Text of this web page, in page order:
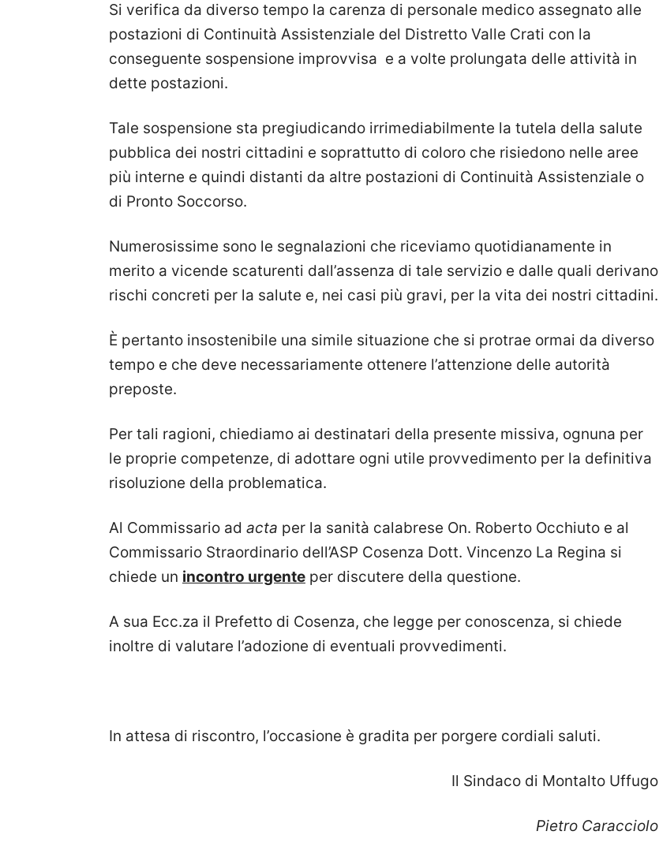
Si verifica da diverso tempo la carenza di personale medico assegnato alle
postazioni di Continuità Assistenziale del Distretto Valle Crati con la
conseguente sospensione improvvisa e a volte prolungata delle attività in
dette postazioni.
Tale sospensione sta pregiudicando irrimediabilmente la tutela della salute
pubblica dei nostri cittadini e soprattutto di coloro che risiedono nelle aree
più interne e quindi distanti da altre postazioni di Continuità Assistenziale o
di Pronto Soccorso.
Numerosissime sono le segnalazioni che riceviamo quotidianamente in
merito a vicende scaturenti dall’assenza di tale servizio e dalle quali derivano
rischi concreti per la salute e, nei casi più gravi, per la vita dei nostri cittadini.
È pertanto insostenibile una simile situazione che si protrae ormai da diverso
tempo e che deve necessariamente ottenere l’attenzione delle autorità
preposte.
Per tali ragioni, chiediamo ai destinatari della presente missiva, ognuna per
le proprie competenze, di adottare ogni utile provvedimento per la definitiva
risoluzione della problematica.
Al Commissario ad acta per la sanità calabrese On. Roberto Occhiuto e al
Commissario Straordinario dell’ASP Cosenza Dott. Vincenzo La Regina si
chiede un incontro urgente per discutere della questione.
A sua Ecc.za il Prefetto di Cosenza, che legge per conoscenza, si chiede
inoltre di valutare l’adozione di eventuali provvedimenti.
In attesa di riscontro, l’occasione è gradita per porgere cordiali saluti.
Il Sindaco di Montalto Uffugo
Pietro Caracciolo